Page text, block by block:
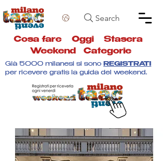
Search
Cosa fare Oggi Stasera
Weekend
Categorie
Già 5000 milanesi si sono REGISTRATI
per ricevere gratis la guida del weekend.